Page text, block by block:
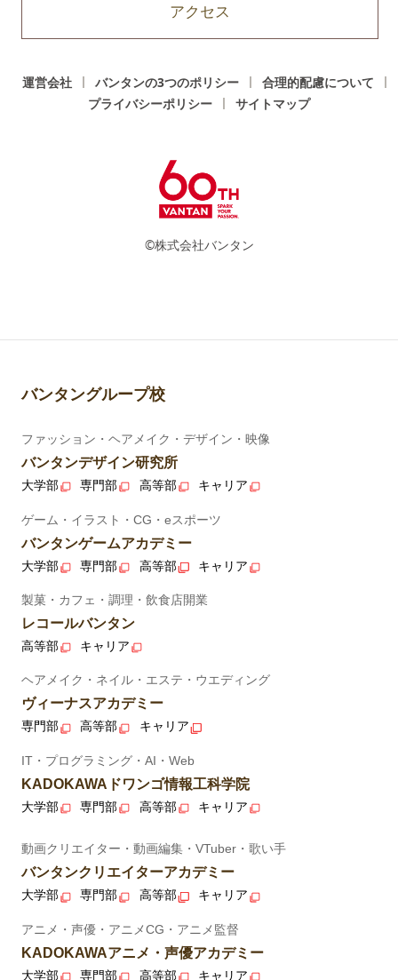
アクセス
運営会社 バンタンの3つのポリシー
合理的配慮について
プライバシーポリシー
サイトマップ
©株式会社バンタン
バンタングループ校
ファッション・ヘアメイク・デザイン・映像
バンタンデザイン研究所
大学部 専門部 高等部 キャリア
ゲーム・イラスト・CG・eスポーツ
バンタンゲームアカデミー
大学部 専門部 高等部 キャリア
製菓・カフェ・調理・飲食店開業
レコールバンタン
高等部 キャリア
ヘアメイク・ネイル・エステ・ウエディング
ヴィーナスアカデミー
専門部 高等部 キャリア
IT・プログラミング・AI・Web
KADOKAWAドワンゴ情報工科学院
大学部 専門部 高等部 キャリア
動画クリエイター・動画編集・VTuber・歌い手
バンタンクリエイターアカデミー
大学部 専門部 高等部 キャリア
アニメ・声優・アニメCG・アニメ監督
KADOKAWAアニメ・声優アカデミー
大学部 専門部 高等部 キャリア